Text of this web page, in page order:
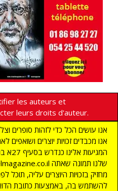
les auteurs et
leurs droits d'auteur.
אנו עושים הכל כדי לזהות סופרים
אנו מכבדים זכויות יוצרים ושואפים
מחזיק בזכויות היוצרים עליה, תוכל
להשתמש בה, באמצעות כתובת